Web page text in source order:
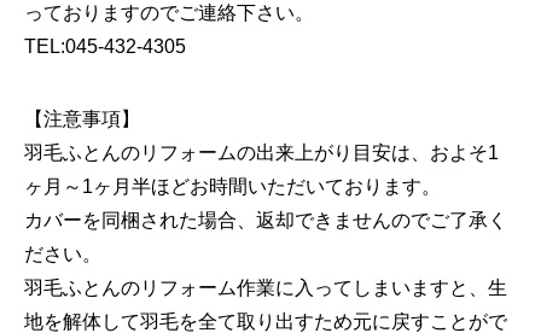
っておりますのでご連絡下さい。
TEL:045-432-4305
【注意事項】
羽毛ふとんのリフォームの出来上がり目安は、およそ1
ヶ月～1ヶ月半ほどお時間いただいております。
カバーを同梱された場合、返却できませんのでご了承く
ださい。
羽毛ふとんのリフォーム作業に入ってしまいますと、生
地を解体して羽毛を全て取り出すため元に戻すことがで